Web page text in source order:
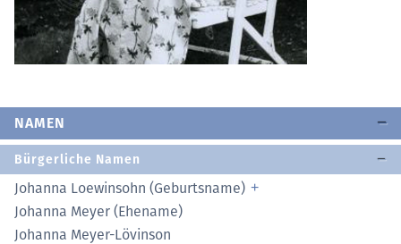
NAMEN
Bürgerliche Namen
Johanna Loewinsohn (Geburtsname)
Johanna Meyer (Ehename)
Johanna Meyer-Lövinson